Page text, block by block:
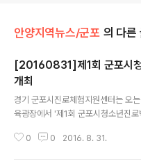
안양지역뉴스/군포 의 다른
[20160831]제1회 군포시청
개최
경기 군포시진로체험지원센터는 오
육광장에서 '제1회 군포시청소년진
는 군포시와 군포의왕교육지원청이
0 0 2016. 8. 31.